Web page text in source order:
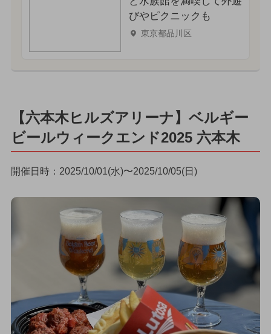
びやピクニックも
東京都品川区
【六本木ヒルズアリーナ】ベルギー
ビールウィークエンド2025 六本木
開催日時：2025/10/01(水)〜2025/10/05(日)